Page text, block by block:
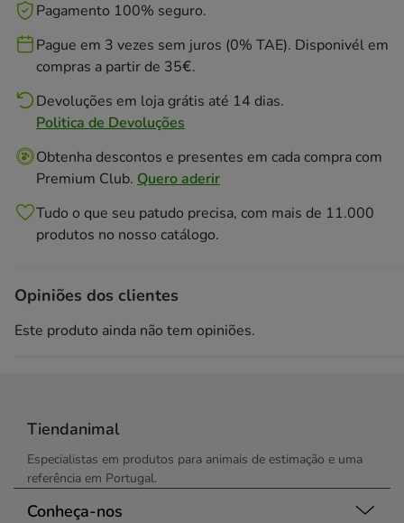
Pagamento 100% seguro.
Pague em 3 vezes sem juros (0% TAE). Disponivél em
compras a partir de 35€.
Devoluções em loja grátis até 14 dias.
Politica de Devoluções
Obtenha descontos e presentes em cada compra com
Premium Club. Quero aderir
Tudo o que seu patudo precisa, com mais de 11.000
produtos no nosso catálogo.
Opiniões dos clientes
Este produto ainda não tem opiniões.
Tiendanimal
Especialistas em produtos para animais de estimação e uma
referência em Portugal.
Conheça-nos